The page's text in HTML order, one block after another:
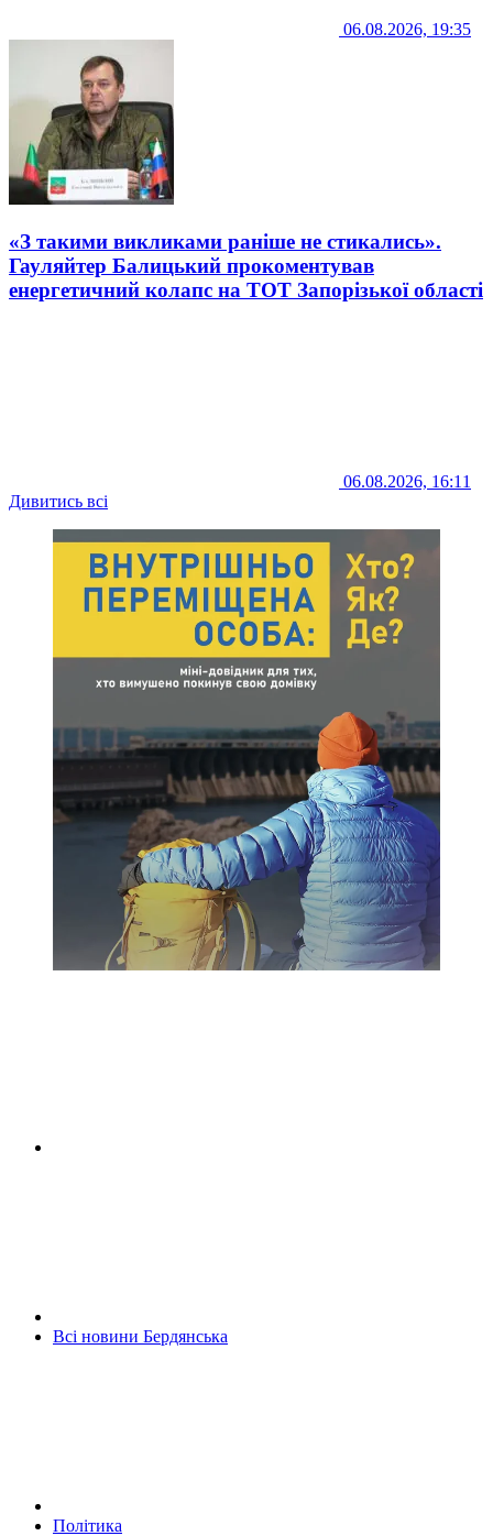
06.08.2026, 19:35
«З такими викликами раніше не стикались».
Гауляйтер Балицький прокоментував
енергетичний колапс на ТОТ Запорізької області
06.08.2026, 16:11
Дивитись всі
Всі новини Бердянська
Політика